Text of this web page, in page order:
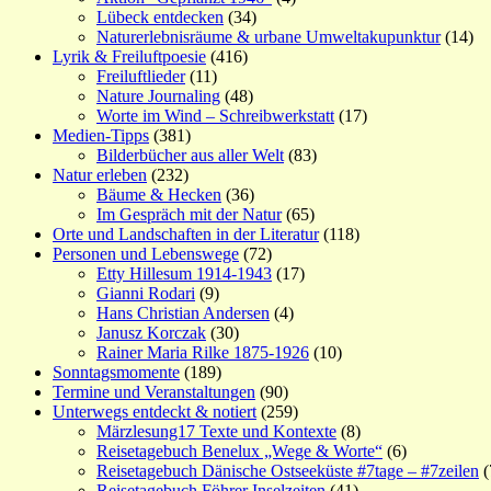
Lübeck entdecken (34)
Naturerlebnisräume & urbane Umweltakupunktur(14)
Lyrik & Freiluftpoesie (416)
Freiluftlieder(11)
Nature Journaling (48)
Worte im Wind – Schreibwerkstatt (17)
Medien-Tipps (381)
Bilderbücher aus aller Welt (83)
Natur erleben (232)
Bäume & Hecken (36)
Im Gespräch mit der Natur(65)
Orte und Landschaften in der Literatur(118)
Personen und Lebenswege (72)
Etty Hillesum 1914-1943 (17)
Gianni Rodari (9)
Hans Christian Andersen (4)
Janusz Korczak (30)
Rainer Maria Rilke 1875-1926 (10)
Sonntagsmomente (189)
Termine und Veranstaltungen (90)
Unterwegs entdeckt & notiert (259)
Märzlesung17 Texte und Kontexte (8)
Reisetagebuch Benelux „Wege & Worte“ (6)
Reisetagebuch Dänische Ostseeküste #7tage – #7zeilen